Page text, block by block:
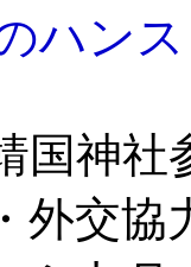
ハン
神社
外交協